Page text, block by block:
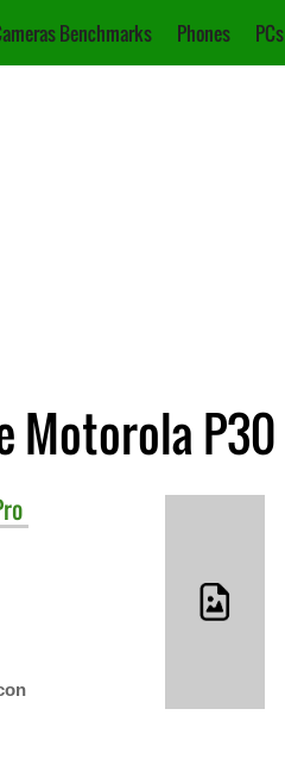
Benchmarks Phones PCs
Motorola P30